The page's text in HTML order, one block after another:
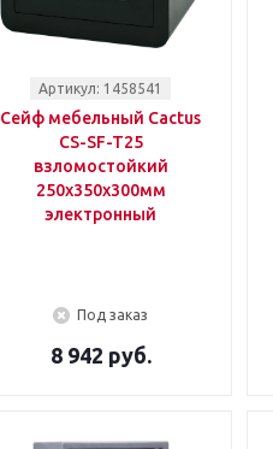
Артикул: 1458541
Сейф мебельный Cactus
CS-SF-T25
взломостойкий
250x350x300мм
электронный
Под заказ
8 942 руб.